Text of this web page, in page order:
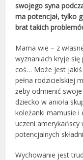
swojego syna
ma potencjał, tylko
brat takich
Mama wie – z
wyznaniach kryje
coś… Może jest
pełna rodzicielskiej
żeby odmienić
dziecko w anioła
koleżanki mamusie i
uczeni amerykańscy
potencjalnych
Wychowanie jest